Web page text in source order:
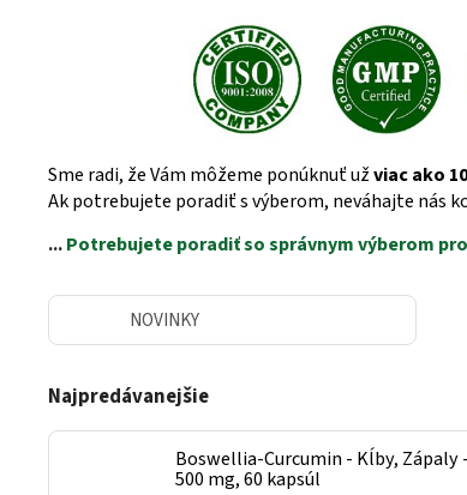
Sme radi, že Vám môžeme ponúknuť užviac ako
Ak potrebujete poradiť s výberom, neváhajte nás
...Potrebujete poradiť so správnym výberom
NOVINKY
Najpredávanejšie
Boswellia-Curcumin - Kĺby, Zápaly -
500 mg, 60 kapsúl